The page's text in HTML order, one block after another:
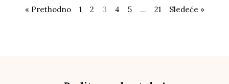
« Prethodno 1 2 3 4 5 … 21 Sledeće »